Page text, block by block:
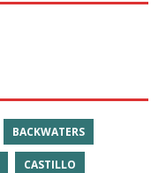
BACKWATERS
CASTILLO